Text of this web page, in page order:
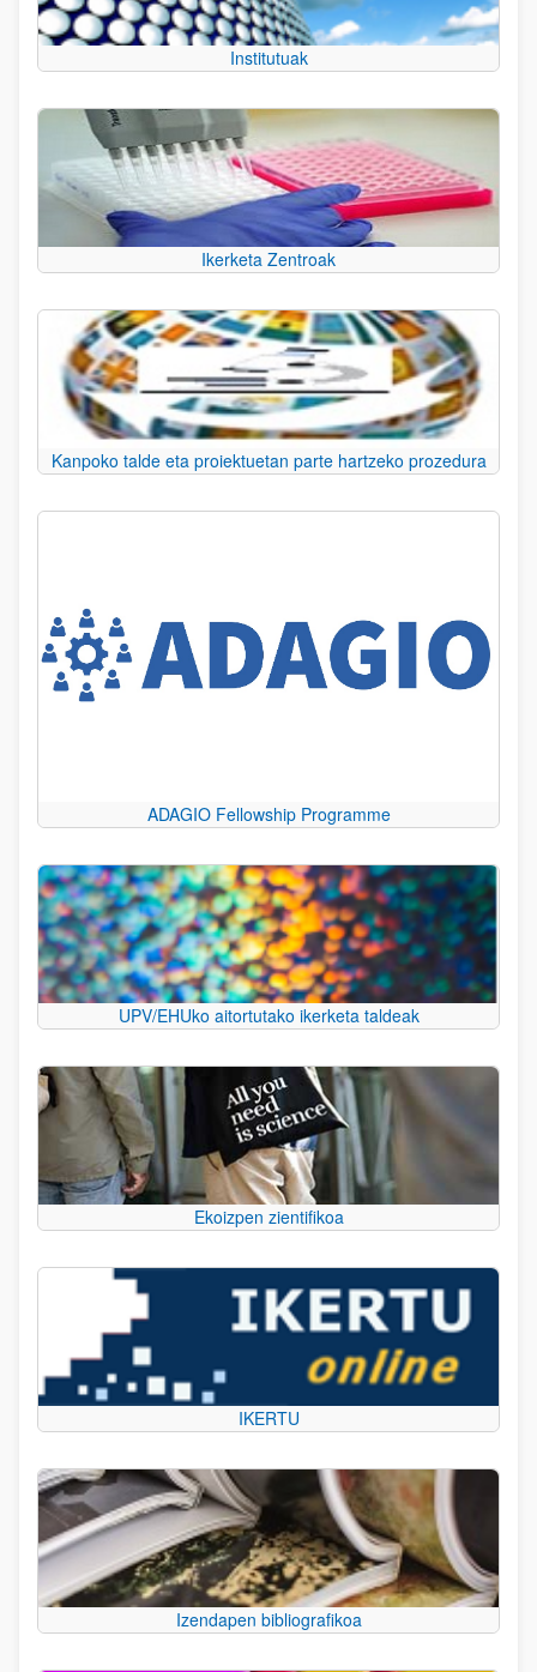
Institutuak
Ikerketa Zentroak
Kanpoko talde eta proiektuetan parte hartzeko prozedura
ADAGIO Fellowship Programme
UPV/EHUko aitortutako ikerketa taldeak
Ekoizpen zientifikoa
IKERTU
Izendapen bibliografikoa